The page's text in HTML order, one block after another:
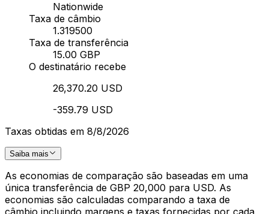
Nationwide
Taxa de câmbio
1.319500
Taxa de transferência
15.00 GBP
O destinatário recebe
26,370.20 USD
-359.79 USD
Taxas obtidas em 8/8/2026
Saiba mais
As economias de comparação são baseadas em uma
única transferência de GBP 20,000 para USD. As
economias são calculadas comparando a taxa de